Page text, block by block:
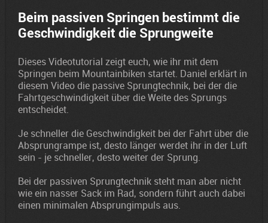
Beim passiven Springen bestimmt die
Geschwindigkeit die Sprungweite
Dieses Videotutorial zeigt euch, wie ihr mit dem
Springen beim Mountainbiken startet. Daniel erklärt in
diesem Video die passive Sprungtechnik, bei der die
Fahrtgeschwindigkeit über die Weite des Sprungs
entscheidet.
Je schneller die Geschwindigkeit bei der Fahrt über die
Absprungrampe ist, desto länger werdet ihr in der Luft
sein - je schneller, desto weiter der Sprung.
Bei der passiven Sprungtechnik steht man aber nicht
wie ein nasser Sack im Rad, sondern führt auch dabei
einen minimalen Absprungimpuls aus.